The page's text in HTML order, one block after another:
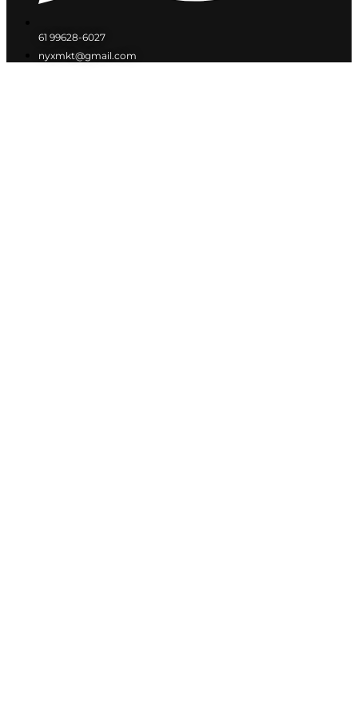
61 99628-6027
nyxmkt@gmail.com